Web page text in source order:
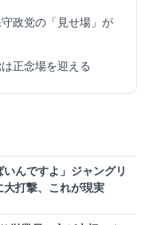
政党の「見せ場」が
正念場を迎える
いんですよ」ジャングリ
大打撃、これが現実